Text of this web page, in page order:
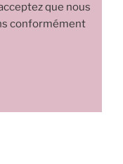
que nous
conformément